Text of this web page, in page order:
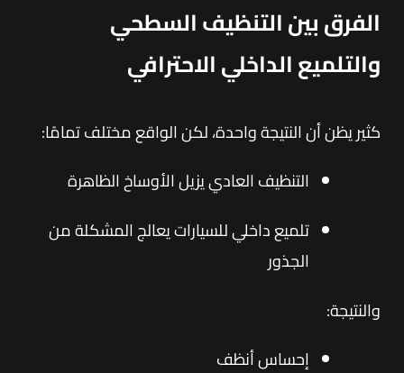
الفرق بين التنظيف السطحي
والتلميع الداخلي الاحترافي
كثير يظن أن النتيجة واحدة، لكن الواقع مختلف تمامًا:
التنظيف العادي يزيل الأوساخ الظاهرة
تلميع داخلي للسيارات يعالج المشكلة من
الجذور
والنتيجة:
إحساس أنظف